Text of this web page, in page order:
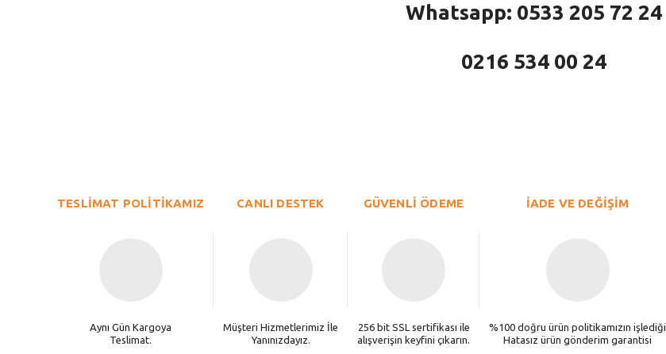
Whatsapp: 0533 205 72 24
0216 534 00 24
Ürün açıklamasında eksik bilgiler bulunuyor.
TESLİMAT POLİTİKAMIZ
Aynı Gün Kargoya
Teslimat.
CANLI DESTEK
Müşteri Hizmetlerimiz İle
Yanınızdayız.
GÜVENLİ ÖDEME
256 bit SSL sertifikası ile
alışverişin keyfini çıkarın.
İADE VE DEĞİŞİM
%100 doğru ürün politikamızın işlediği
Hatasız ürün gönderim garantisi